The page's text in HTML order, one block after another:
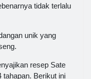
tidak terlalu
unik yang
resep Sate
tahapan. Berikut ini